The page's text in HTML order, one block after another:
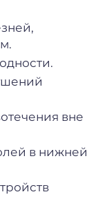
вне
в нижней